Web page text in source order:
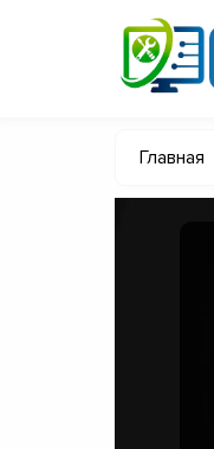
Главная